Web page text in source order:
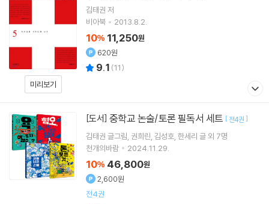
미리보기
김태권 저
비아북
2013.8.2.
10% 11,250원
620원
9.1 (11)
[도서] 중학교 논술/토론 필독서 세트 [ 전4권 ]
김태권 글그림 권희린 김성호 한세리 글 외 7명
천개의바람
2024.11.29.
10% 46,800원
2,600원
전4권